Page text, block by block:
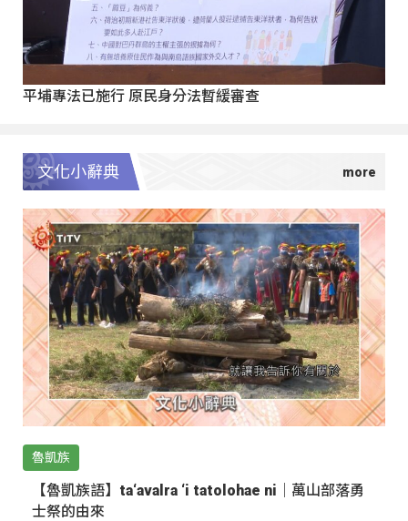
平埔專法已施行 原民身分法暫緩審查
文化小辭典
魯凱族
【魯凱族語】ta‘avalra ‘i tatolohae ni｜萬山部落勇
士祭的由來